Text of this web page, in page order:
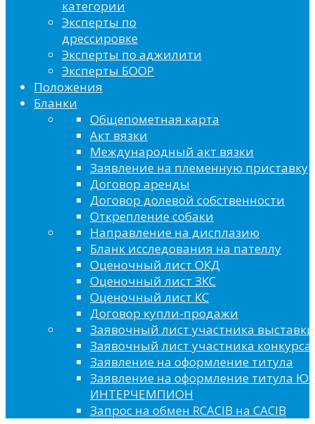
категории
Эксперты по
дрессировке
Эксперты по аджилити
Эксперты БООР
Положения
Бланки
Общепометная карта
Акт вязки
Международный акт вязки
Заявление на племенную приставку
Договор аренды
Договор долевой собственности
Открепление собаки
Направление на дисплазию
Бланк исследования на пателлу
Оценочный лист ОКД
Оценочный лист ЗКС
Оценочный лист КС
Договор купли-продажи
Заявочный лист участника выставки
Заявочный лист участника конкурса
Заявление на оформление титула
Заявление на оформление титула
ИНТЕРЧЕМПИОН
Запрос на обмен RCACIB на CACIB